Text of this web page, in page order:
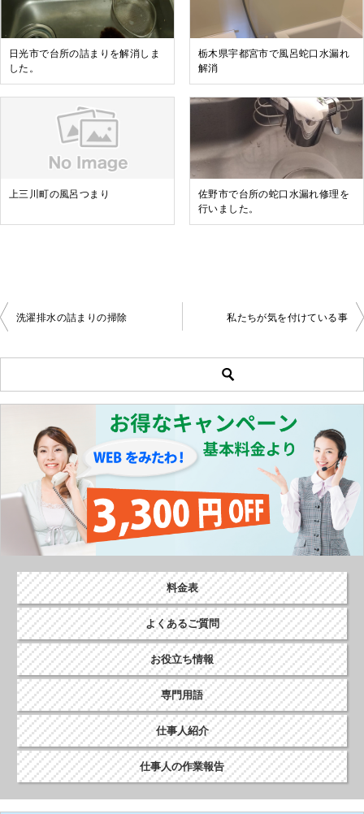
日光市で台所の詰まりを解消しま
した。
栃木県宇都宮市で風呂蛇口水漏れ
解消
上三川町の風呂つまり
佐野市で台所の蛇口水漏れ修理を
行いました。
投
稿
ビ
ゲ
ー
シ
ョ
ン
洗濯排水の詰まりの掃除 私たちが気を付けている事
料金表
よくあるご質問
お役立ち情報
専門用語
仕事人紹介
仕事人の作業報告